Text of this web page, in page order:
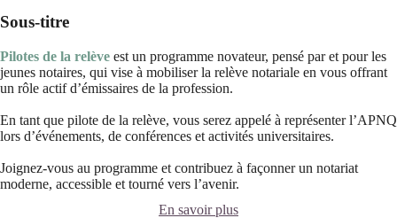
Sous-titre
Pilotes de la relève est un programme novateur, pensé par et pour les
jeunes notaires, qui vise à mobiliser la relève notariale en vous offrant
un rôle actif d’émissaires de la profession.
En tant que pilote de la relève, vous serez appelé à représenter l’APNQ
lors d’événements, de conférences et activités universitaires.
Joignez-vous au programme et contribuez à façonner un notariat
moderne, accessible et tourné vers l’avenir.
En savoir plus